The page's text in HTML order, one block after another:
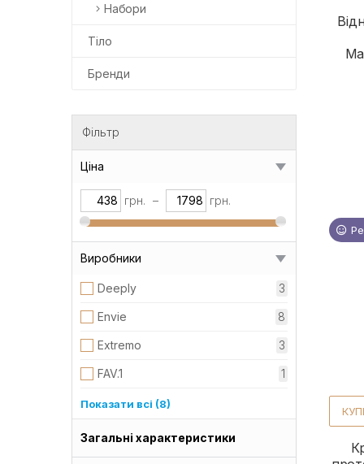
Набори
Тіло
Бренди
Фільтр
Ціна
грн. – грн.
Виробники
Deeply 3
Envie 8
Extremo 3
FAV.1 1
Full Force
Invidia
Joico 1
Показати всі (8)
Загальні характеристики